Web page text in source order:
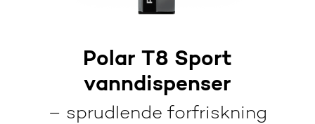
Polar T8 Sport
vanndispenser
– sprudlende forfriskning